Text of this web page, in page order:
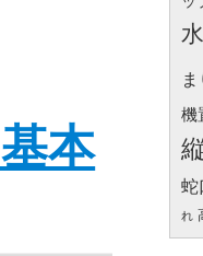
本
ま
機
蛇
れ